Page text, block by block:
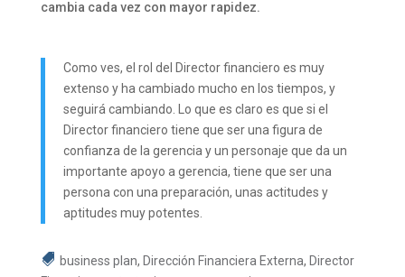
cambia cada vez con mayor rapidez.
Como ves, el rol del Director financiero es muy
extenso y ha cambiado mucho en los tiempos, y
seguirá cambiando. Lo que es claro es que si el
Director financiero tiene que ser una figura de
confianza de la gerencia y un personaje que da un
importante apoyo a gerencia, tiene que ser una
persona con una preparación, unas actitudes y
aptitudes muy potentes.
business plan, Dirección Financiera Externa, Director